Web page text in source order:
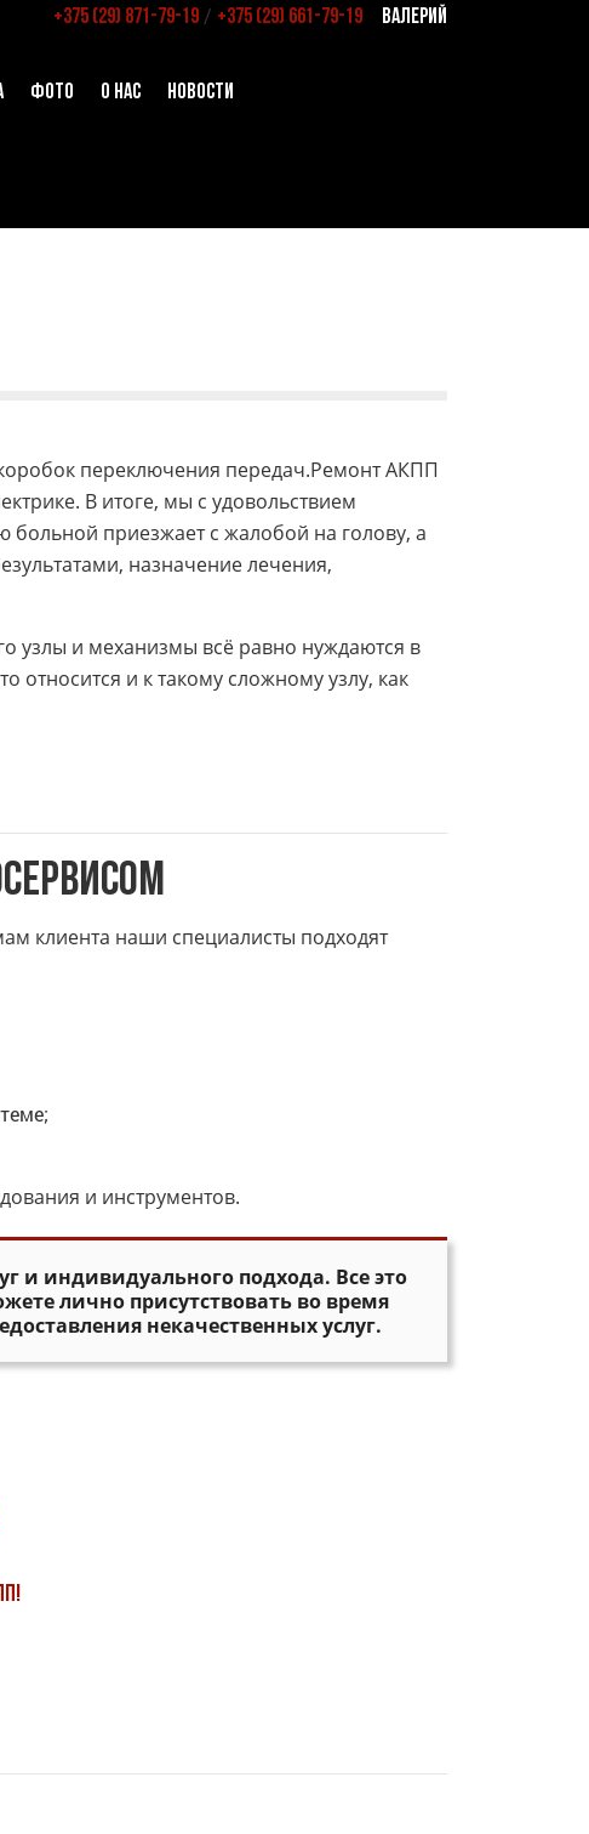
+375 (29) 871-79-19/ +375 (29) 661-79-19 ВАЛЕРИЙ
ФОТО О НАС НОВОСТИ
переключения передач.Ремонт АКПП
В итоге, мы с удовольствием
больной приезжает с жалобой на голову, а
назначение лечения,
узлы и механизмы всё равно нуждаются в
и к такому сложному узлу, как
клиента наши специалисты подходят
и инструментов.
и индивидуального подхода. Все это
лично присутствовать во время
некачественных услуг.